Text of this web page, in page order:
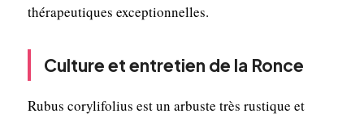
thérapeutiques exceptionnelles.
Culture et entretien de la Ronce
Rubus corylifolius est un arbuste très rustique et